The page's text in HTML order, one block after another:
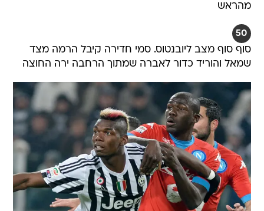
מהראש
50
סוף סוף מצב ליובנטוס. סמי חדירה קיבל הרמה מצד
שמאל והוריד כדור לאברה שמתוך הרחבה ירה החוצה